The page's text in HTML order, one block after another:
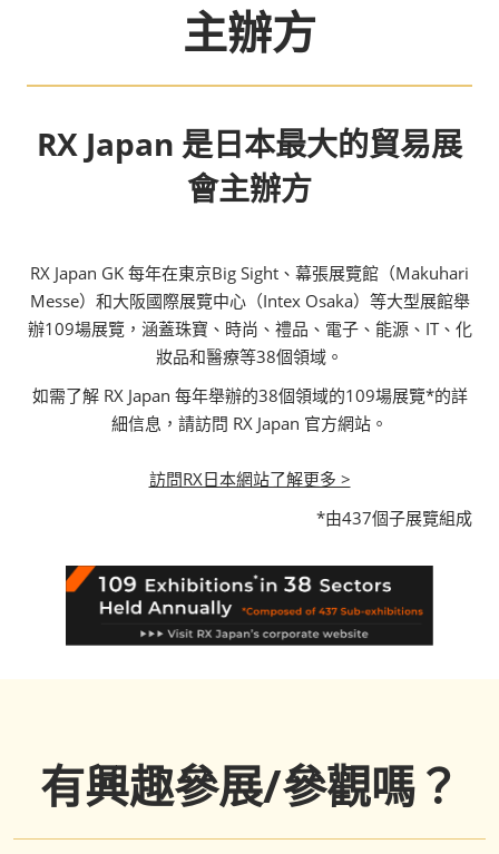
主辦方
RX Japan 是日本最大的貿易展
會主辦方
RX Japan GK 每年在東京Big Sight、幕張展覽館（Makuhari
Messe）和大阪國際展覽中心（Intex Osaka）等大型展館舉
辦109場展覽，涵蓋珠寶、時尚、禮品、電子、能源、IT、化
妝品和醫療等38個領域。
如需了解 RX Japan 每年舉辦的38個領域的109場展覽*的詳
細信息，請訪問 RX Japan 官方網站。
訪問RX日本網站了解更多 >
*由437個子展覽組成
有興趣參展/參觀嗎？